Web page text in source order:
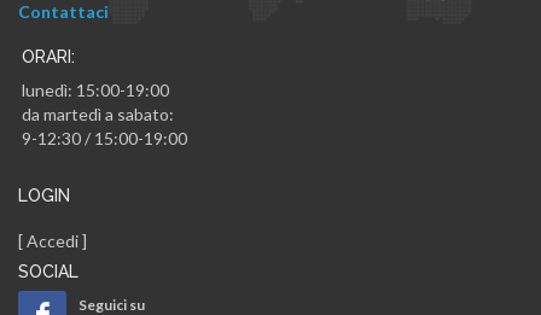
Contattaci
ORARI:
lunedì: 15:00-19:00
da martedì a sabato:
9-12:30 / 15:00-19:00
LOGIN
[Accedi]
SOCIAL
Seguici su